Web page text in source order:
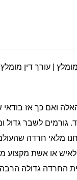
| עורך דין
ואם כך אז
גורמים לשבר
מלאי חרדה
או אשת מקצוע
החרדה גדולה הרבה